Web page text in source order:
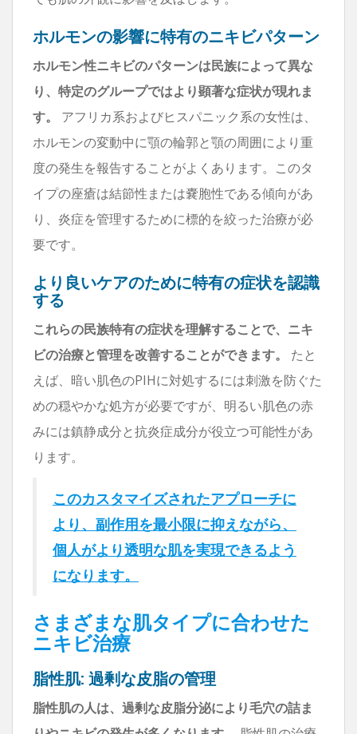
ホルモンの影響に特有のニキビパターン
ホルモン性ニキビのパターンは民族によって異な
り、特定のグループではより顕著な症状が現れま
す。
アフリカ系およびヒスパニック系の女性は、
ホルモンの変動中に顎の輪郭と顎の周囲により重
度の発生を報告することがよくあります。このタ
イプの座瘡は結節性または嚢胞性である傾向があ
り、炎症を管理するために標的を絞った治療が必
要です。
より良いケアのために特有の症状を認識
する
これらの民族特有の症状を理解することで、ニキ
ビの治療と管理を改善することができます。
たと
えば、暗い肌色のPIHに対処するには刺激を防ぐた
めの穏やかな処方が必要ですが、明るい肌色の赤
みには鎮静成分と抗炎症成分が役立つ可能性があ
ります。
このカスタマイズされたアプローチに
より、副作用を最小限に抑えながら、
個人がより透明な肌を実現できるよう
になります。
さまざまな肌タイプに合わせた
ニキビ治療
脂性肌: 過剰な皮脂の管理
脂性肌の人は、過剰な皮脂分泌により毛穴の詰ま